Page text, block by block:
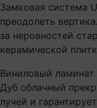
Замковая система
преодолеть
за неровностей
керамической
Виниловый ламинат
Дуб облачный
лучей и